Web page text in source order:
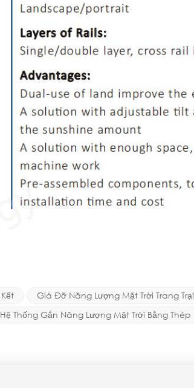
Giá Đỡ Năng Lượng Mặt Trời Trang Trại
Hệ Thống Gắn Năng Lượng Mặt Trời Bằng Thép